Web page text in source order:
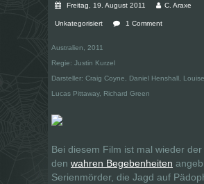
Freitag, 19. August 2011 C. Araxe
Unkategorisiert 1 Comment
Australien, 2011
Regie: Justin Kurzel
Darsteller: Craig Coyne, Daniel Henshall, Louise
Lucas Pittaway, Richard Green
Bei diesem Film ist mal wieder
den wahren Begebenheiten
Serienmörder, die Jagd auf